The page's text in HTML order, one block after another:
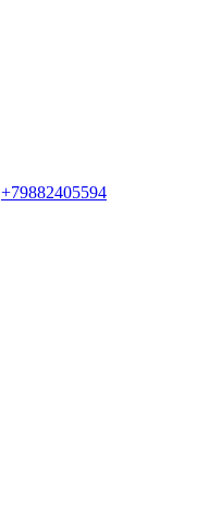
+79882405594